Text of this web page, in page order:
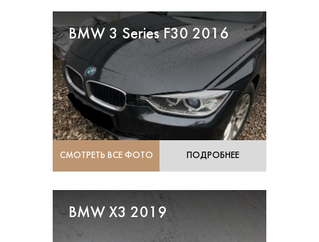
BMW 3 Series F30 2016
СМОТРЕТЬ ВСЕ ФОТО ПОДРОБНЕЕ
BMW X3 2019